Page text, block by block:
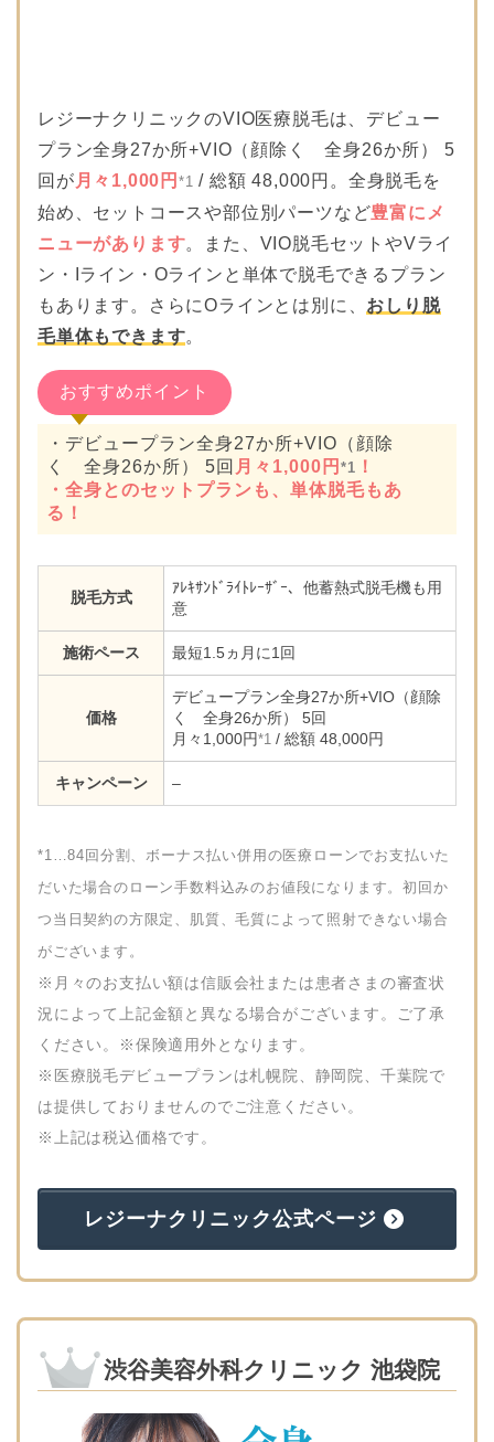
レジーナクリニックのVIO医療脱毛は、デビュー
プラン全身27か所+VIO（顔除く 全身26か所） 5
回が 月々1,000円*1 / 総額 48,000円。全身脱毛を
始め、セットコースや部位別パーツなど豊富にメ
ニューがあります。また、VIO脱毛セットやVライ
ン・Iライン・Oラインと単体で脱毛できるプラン
もあります。さらにOラインとは別に、 おしり脱
毛単体もできます。
おすすめポイント
・デビュープラン全身27か所+VIO（顔除
く 全身26か所） 5回 月々1,000円 *1 ！
・全身とのセットプランも、単体脱毛もあ
る！
脱毛方式
ｱﾚｷｻﾝﾄﾞﾗｲﾄﾚｰｻﾞｰ、他蓄熱式脱毛機も用
意
施術ペース 最短1.5ヵ月に1回
価格
デビュープラン全身27か所+VIO（顔除
く 全身26か所） 5回
月々1,000円*1 / 総額 48,000円
キャンペーン –
*1…84回分割、ボーナス払い併用の医療ローンでお支払いた
だいた場合のローン手数料込みのお値段になります。初回か
つ当日契約の方限定、肌質、毛質によって照射できない場合
がございます。
※月々のお支払い額は信販会社または患者さまの審査状
況によって上記金額と異なる場合がございます。ご了承
ください。※保険適用外となります。
※医療脱毛デビュープランは札幌院、静岡院、千葉院で
は提供しておりませんのでご注意ください。
※上記は税込価格です。
レジーナクリニック公式ページ
渋谷美容外科クリニック 池袋院